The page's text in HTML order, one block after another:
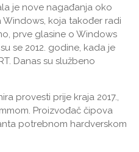
je nove nagađanja oko
Windows, koja također radi
prve glasine o Windows
se 2012. godine, kada je
Danas su službeno
provesti prije kraja 2017.,
Proizvođač čipova
potrebnom hardverskom